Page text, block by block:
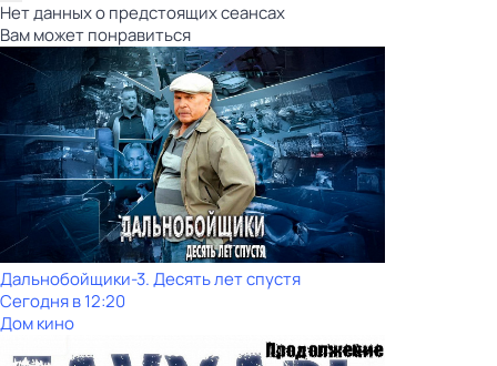
Нет данных о предстоящих сеансах
Вам может понравиться
Дальнобойщики-3. Десять лет спустя
Сегодня в 12:20
Дом кино